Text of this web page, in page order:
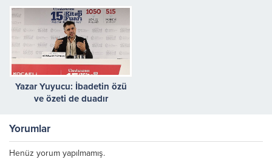
Yazar Yuyucu: İbadetin özü
ve özeti de duadır
Yorumlar
Henüz yorum yapılmamış.